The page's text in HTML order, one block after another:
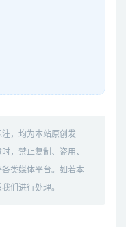
，均为本站原创发
，禁止复制、盗用、
类媒体平台。如若本
们进行处理。